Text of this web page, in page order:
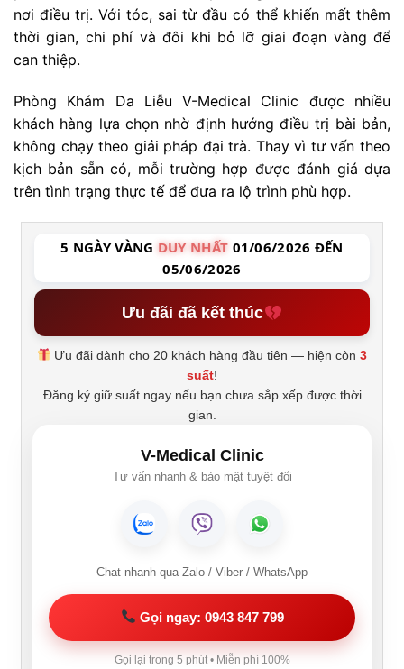
nơi điều trị. Với tóc, sai từ đầu có thể khiến mất thêm
thời gian, chi phí và đôi khi bỏ lỡ giai đoạn vàng để
can thiệp.
Phòng Khám Da Liễu V-Medical Clinic được nhiều
khách hàng lựa chọn nhờ định hướng điều trị bài bản,
không chạy theo giải pháp đại trà. Thay vì tư vấn theo
kịch bản sẵn có, mỗi trường hợp được đánh giá dựa
trên tình trạng thực tế để đưa ra lộ trình phù hợp.
5 NGÀY VÀNG DUY NHẤT 01/06/2026 ĐẾN
05/06/2026
Ưu đãi đã kết thúc
Ưu đãi dành cho 20 khách hàng đầu tiên — hiện còn3
suất!
Đăng ký giữ suất ngay nếu bạn chưa sắp xếp được thời
gian.
V-Medical Clinic
Tư vấn nhanh & bảo mật tuyệt đối
Chat nhanh qua Zalo / Viber / WhatsApp
Gọi ngay: 0943 847 799
Gọi lại trong 5 phút • Miễn phí 100%